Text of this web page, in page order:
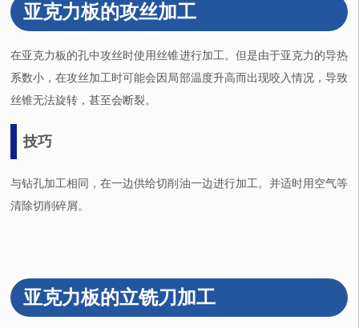
亚克力板的攻丝加工
在亚克力板的孔中攻丝时使用丝锥进行加工。但是由于亚克力的导热
系数小，在攻丝加工时可能会因局部温度升高而出现咬入情况，导致
丝锥无法旋转，甚至会断裂。
技巧
与钻孔加工相同，在一边供给切削油一边进行加工。并适时用空气等
清除切削碎屑。
亚克力板的立铣刀加工